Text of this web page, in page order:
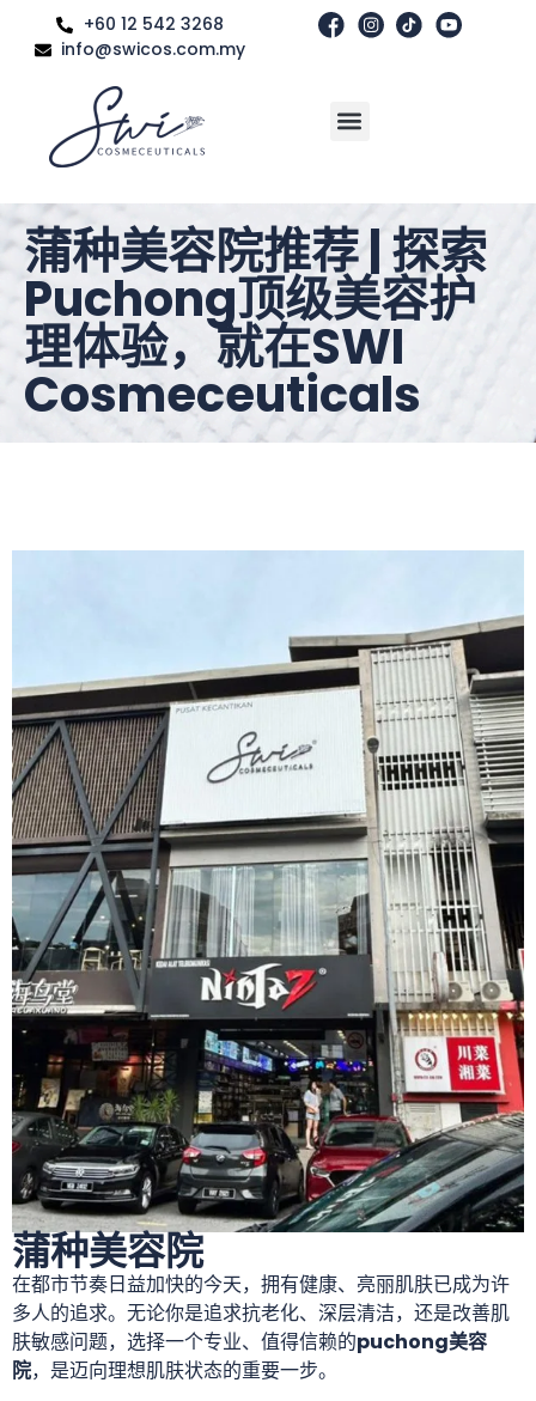
+60 12 542 3268
info@swicos.com.my
蒲种美容院推荐 | 探索
Puchong顶级美容护
理体验，就在SWI
Cosmeceuticals
蒲种美容院
在都市节奏日益加快的今天，拥有健康、亮丽肌肤已成为许
多人的追求。无论你是追求抗老化、深层清洁，还是改善肌
肤敏感问题，选择一个专业、值得信赖的puchong美容
院，是迈向理想肌肤状态的重要一步。